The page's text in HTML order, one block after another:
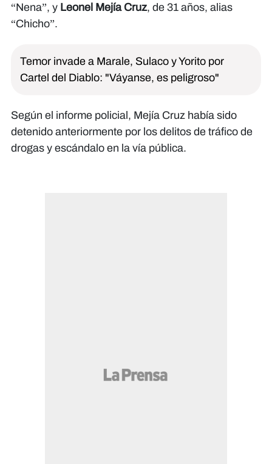
“Nena”, y Leonel Mejía Cruz, de 31 años, alias
“Chicho”.
Temor invade a Marale, Sulaco y Yorito por
Cartel del Diablo: "Váyanse, es peligroso"
Según el informe policial, Mejía Cruz había sido
detenido anteriormente por los delitos de tráfico de
drogas y escándalo en la vía pública.